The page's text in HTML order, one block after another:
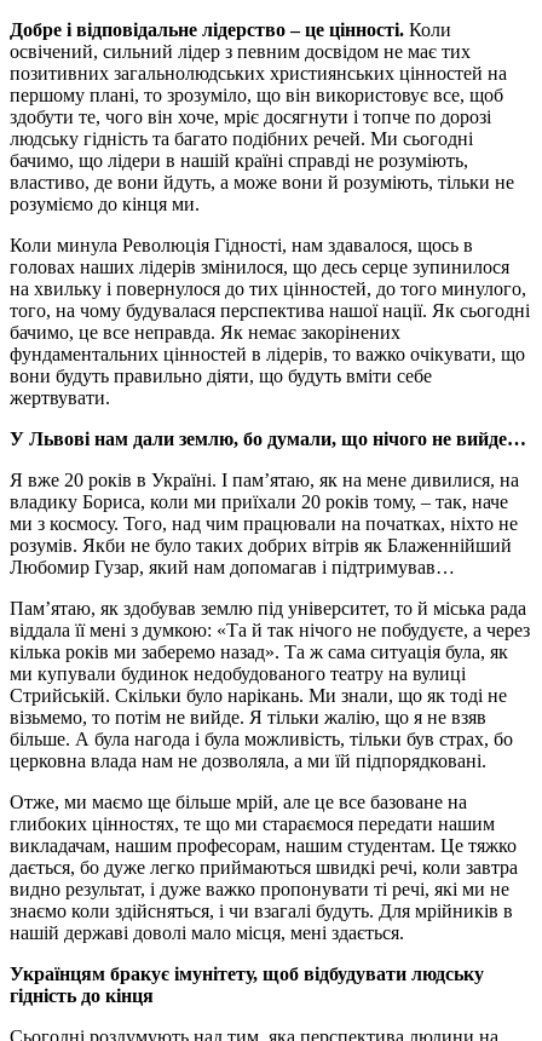
Добре і відповідальне лідерство – це цінності. Коли
освічений, сильний лідер з певним досвідом не має тих
позитивних загальнолюдських християнських цінностей на
першому плані, то зрозуміло, що він використовує все, щоб
здобути те, чого він хоче, мріє досягнути і топче по дорозі
людську гідність та багато подібних речей. Ми сьогодні
бачимо, що лідери в нашій країні справді не розуміють,
властиво, де вони йдуть, а може вони й розуміють, тільки не
розуміємо до кінця ми.
Коли минула Революція Гідності, нам здавалося, щось в
головах наших лідерів змінилося, що десь серце зупинилося
на хвильку і повернулося до тих цінностей, до того минулого,
того, на чому будувалася перспектива нашої нації. Як сьогодні
бачимо, це все неправда. Як немає закорінених
фундаментальних цінностей в лідерів, то важко очікувати, що
вони будуть правильно діяти, що будуть вміти себе
жертвувати.
У Львові нам дали землю, бо думали, що нічого не вийде…
Я вже 20 років в Україні. І пам’ятаю, як на мене дивилися, на
владику Бориса, коли ми приїхали 20 років тому, – так, наче
ми з космосу. Того, над чим працювали на початках, ніхто не
розумів. Якби не було таких добрих вітрів як Блаженнійший
Любомир Гузар, який нам допомагав і підтримував…
Пам’ятаю, як здобував землю під університет, то й міська рада
віддала її мені з думкою: «Та й так нічого не побудуєте, а через
кілька років ми заберемо назад». Та ж сама ситуація була, як
ми купували будинок недобудованого театру на вулиці
Cтрийській. Скільки було нарікань. Ми знали, що як тоді не
візьмемо, то потім не вийде. Я тільки жалію, що я не взяв
більше. А була нагода і була можливість, тільки був страх, бо
церковна влада нам не дозволяла, а ми їй підпорядковані.
Отже, ми маємо ще більше мрій, але це все базоване на
глибоких цінностях, те що ми стараємося передати нашим
викладачам, нашим професорам, нашим студентам. Це тяжко
дається, бо дуже легко приймаються швидкі речі, коли завтра
видно результат, і дуже важко пропонувати ті речі, які ми не
знаємо коли здійсняться, і чи взагалі будуть. Для мрійників в
нашій державі доволі мало місця, мені здається.
Українцям бракує імунітету, щоб відбудувати людську
гідність до кінця
Сьогодні роздумують над тим, яка перспектива людини на